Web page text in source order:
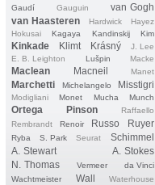
Gaudí
Gauguin
van Gogh
van Haasteren
Hardwick
Hayez
Hokusai
Kagaya Kandinskij Kim
Kinkade Klimt Krásný
J. Lee
E. B. Leighton
Lušpin Macke
Maclean Macneil Manet
Marchetti Michelangelo Misstigri
Modigliani Monet Mucha Munch
Ortega Pinson
Raffaello
Rembrandt
Renoir Russo Ruyer
Ryba S. Park Seurat
Schimmel
A. Stewart
A. Stokes
N. Thomas
Vermeer
da Vinci
Wachtmeister
Wall Waterhouse